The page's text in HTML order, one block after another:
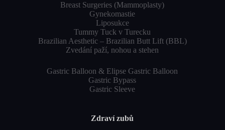
Breast Surgeries (Mammoplasty)
Gynekomastie
Liposukce
Tummy Tuck v Turecku
Brazilian Aesthetic – Brazilian Butt Lift (BBL)
Zvedání paží, nohou a stehen
Gastric Balloon & Elipse Gastric Balloon
Gastric Bypass
Gastric Sleeve
Zdraví zubů